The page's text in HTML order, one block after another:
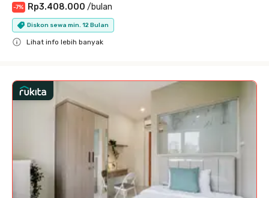
-7% Rp3.408.000 /bulan
Diskon sewa min. 12 Bulan
Lihat info lebih banyak